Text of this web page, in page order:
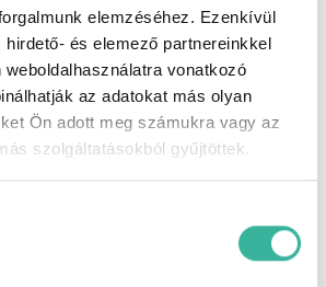
elemzéséhez. Ezenkívül
és elemező partnereinkkel
vonatkozó
az adatokat más olyan
Ön adott meg számukra vagy az
szolgáltatásokból gyűjtöttek.
6 hangszóró, ABS (blokkolásgátló),
állítható hátsó ülések, állítható
kormány, Android Auto, Apple CarPlay,
ASR (kipörgésgátló), automata
fényszórókapcsolás, automatikusan
sötétedő belső tükör, bőrkormány, CD-
s autórádió, centrálzár, csomag
tükör, elektromosan behajtható külső
tükrök, érintőkijelző, esőszenzor, ESP